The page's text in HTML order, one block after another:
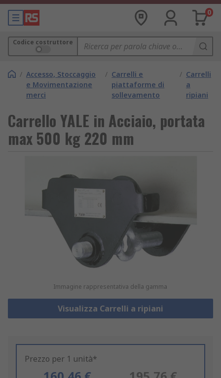
0
Codice costruttore
/ Accesso, Stoccaggio
e Movimentazione
merci
/ Carrelli e
piattaforme di
sollevamento
/ Carrelli
a
ripiani
Carrello YALE in Acciaio, portata
max 500 kg 220 mm
Immagine rappresentativa della gamma
Visualizza Carrelli a ripiani
Prezzo per 1 unità*